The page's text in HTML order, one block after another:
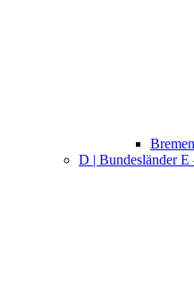
Bremen
D | Bundesländer E